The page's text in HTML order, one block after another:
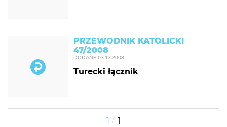
PRZEWODNIK KATOLICKI
47/2008
DODANE 03.12.2008
Turecki łącznik
1 / 1